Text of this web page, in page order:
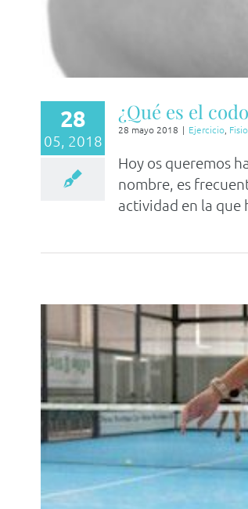
28
05, 2018
¿Qué es el
28 mayo 2018 | Ejercicio,
Hoy os queremos
nombre, es
actividad en la que